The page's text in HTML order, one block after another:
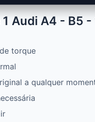
Audi A4 - B5
torque
a qualquer